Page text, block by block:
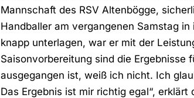
Mannschaft des RSV Altenbögge,
Handballer am vergangenen Samstag
knapp unterlagen, war er mit der
Saisonvorbereitung sind die Ergebnisse
ausgegangen ist, weiß ich nicht. Ich
Das Ergebnis ist mir richtig egal“, erklärt